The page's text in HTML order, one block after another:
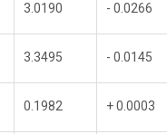
3.0190 - 0.0266
3.3495 - 0.0145
0.1982 + 0.0003